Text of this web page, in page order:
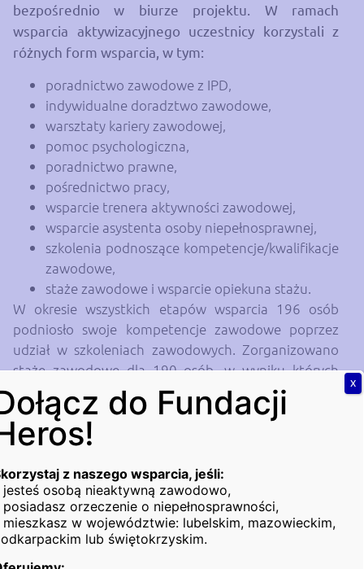
bezpośrednio w biurze projektu. W ramach
wsparcia aktywizacyjnego uczestnicy korzystali z
różnych form wsparcia, w tym:
poradnictwo zawodowe z IPD,
indywidualne doradztwo zawodowe,
warsztaty kariery zawodowej,
pomoc psychologiczna,
poradnictwo prawne,
pośrednictwo pracy,
wsparcie trenera aktywności zawodowej,
wsparcie asystenta osoby niepełnosprawnej,
szkolenia podnoszące kompetencje/kwalifikacje
zawodowe,
staże zawodowe i wsparcie opiekuna stażu.
W okresie wszystkich etapów wsparcia 196 osób
podniosło swoje kompetencje zawodowe poprzez
udział w szkoleniach zawodowych. Zorganizowano
staże zawodowe dla 190 osób, w wyniku których
wielu Beneficjentów Ostatecznych podjęło dalszą
współpracę z pracodawcą. Ponadto dzięki
działaniom pośrednika pracy 96 osób podjęło
zatrudnienie na lokalnym rynku pracy, co stanowi
odsetek 35,5 % wśród wszystkich Beneficjentów
biorących udział w projekcie. Stosunek zatrudnienia
przez większość BO utrzymywany jest obecnie. Cele
projektu zostały zrealizowane.
Projekt „Gotowi do pracy II” nie tylko przyczynił się
do Fundacji
z naszego wsparcia, jeśli:
jesteś osobą nieaktywną zawodowo,
posiadasz orzeczenie o niepełnosprawności,
mieszkasz w województwie: lubelskim, mazowieckim,
lub świętokrzyskim.
X